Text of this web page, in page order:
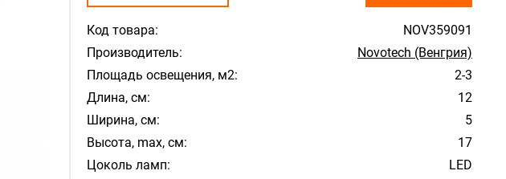
Код товара:
NOV359091
Производитель:
Novotech (Венгрия)
Площадь освещения, м2:
2-3
Длина, см:
12
Ширина, см:
5
Высота, max, см:
17
Цоколь ламп:
LED